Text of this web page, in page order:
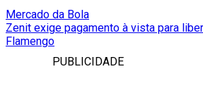
Mercado da Bola
Zenit exige pagamento à vista para
Flamengo
PUBLICIDADE